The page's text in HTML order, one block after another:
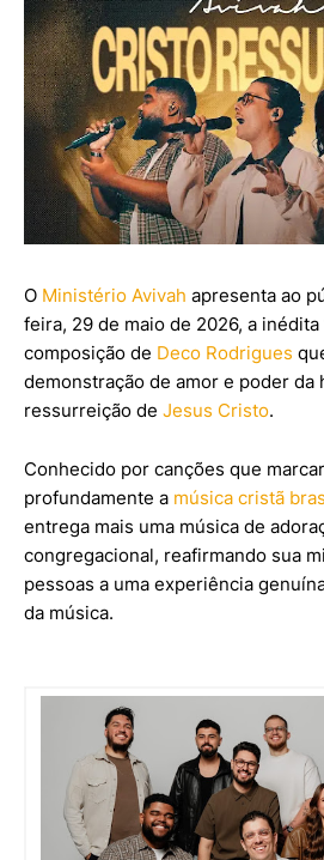
O Ministério Avivah apresenta ao
feira, 29 de maio de 2026, a inédita
composição de Deco Rodrigues
demonstração de amor e poder da
ressurreição de Jesus Cristo.
Conhecido por canções que
profundamente a música cristã
entrega mais uma música de
congregacional, reafirmando sua
pessoas a uma experiência
da música.